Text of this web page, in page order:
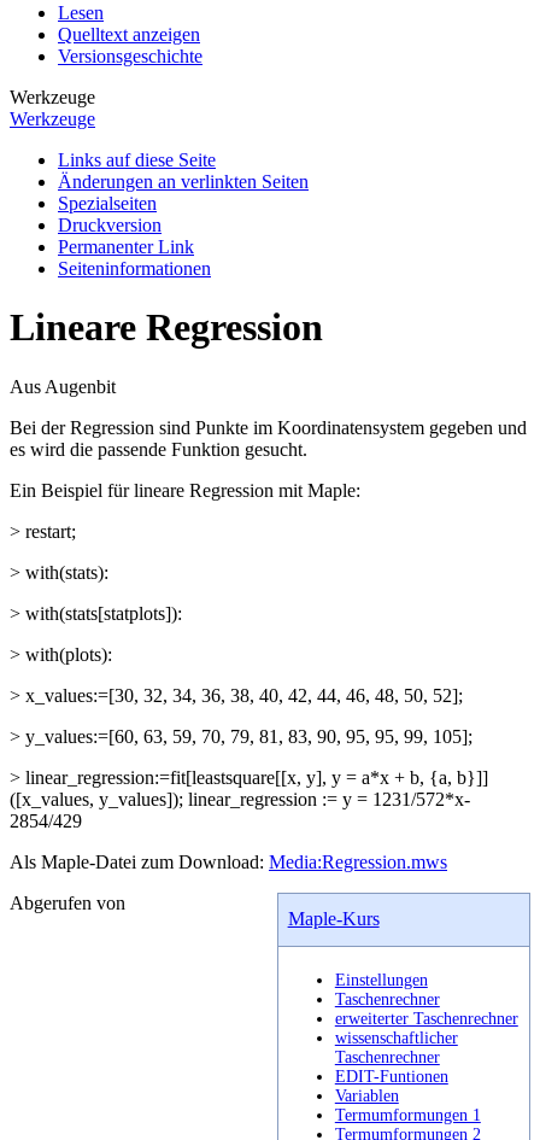
Lesen
Quelltext anzeigen
Versionsgeschichte
Werkzeuge
Werkzeuge
Links auf diese Seite
Änderungen an verlinkten Seiten
Spezialseiten
Druckversion
Permanenter Link
Seiten­­informationen
Lineare Regression
Aus Augenbit
Bei der Regression sind Punkte im Koordinatensystem gegeben und
es wird die passende Funktion gesucht.
Ein Beispiel für lineare Regression mit Maple:
> restart;
> with(stats):
> with(stats[statplots]):
> with(plots):
> x_values:=[30, 32, 34, 36, 38, 40, 42, 44, 46, 48, 50, 52];
> y_values:=[60, 63, 59, 70, 79, 81, 83, 90, 95, 95, 99, 105];
> linear_regression:=fit[leastsquare[[x, y], y = a*x + b, {a, b}]]
([x_values, y_values]); linear_regression := y = 1231/572*x-
2854/429
Als Maple-Datei zum Download: Media:Regression.mws
Maple-Kurs
Einstellungen
Taschenrechner
erweiterter Taschenrechner
wissenschaftlicher
Taschenrechner
EDIT-Funtionen
Variablen
Termumformungen 1
Termumformungen 2
Abgerufen von